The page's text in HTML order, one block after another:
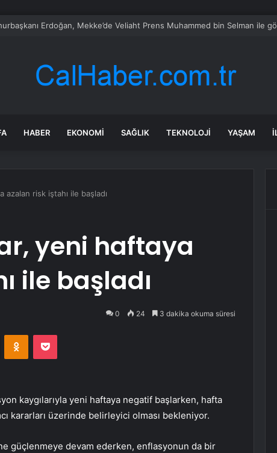
‘yasak aşk’ açıklaması: Hukuki yollara başvuruyor
HABER EKONOMI SAĞLIK TEKNOLOJI YAŞAM
risk iştahı ile başladı
yeni haftaya
ile başladı
0 24 3 dakika okuma süresi
Odnoklassniki
Pocket
kaygılarıyla yeni haftaya negatif başlarken, hafta
kararları üzerinde belirleyici olması bekleniyor.
güçlenmeye devam ederken, enflasyonun da bir